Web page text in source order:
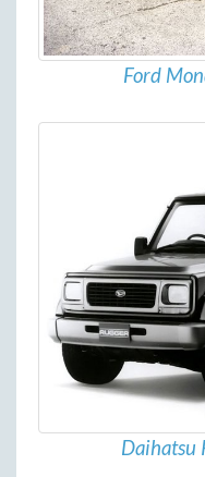
Ford
Daihatsu